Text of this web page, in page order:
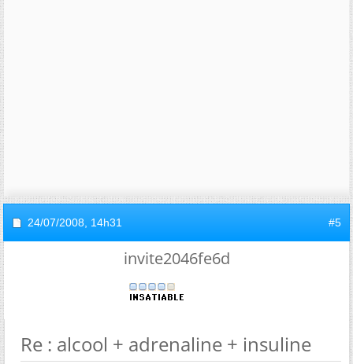
24/07/2008, 14h31 #5
invite2046fe6d
Re : alcool + adrenaline + insuline